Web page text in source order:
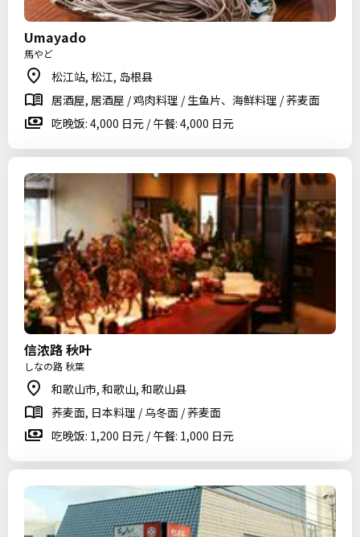
Umayado
馬やど
松江站, 松江, 岛根县
居酒屋, 居酒屋 / 鸡肉料理 / 生鱼片、海鲜料理 / 荞麦面
吃晚饭: 4,000 日元 / 午餐: 4,000 日元
信浓路 秋叶
しなの路 秋葉
和歌山市, 和歌山, 和歌山县
荞麦面, 日本料理 / 乌冬面 / 荞麦面
吃晚饭: 1,200 日元 / 午餐: 1,000 日元